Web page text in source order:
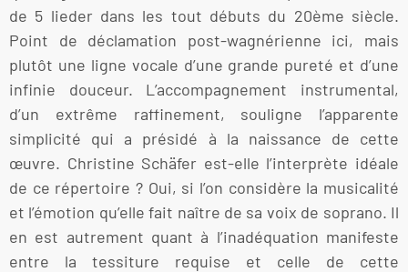
de 5 lieder dans les tout débuts du 20ème siècle.
Point de déclamation post-wagnérienne ici, mais
plutôt une ligne vocale d’une grande pureté et d’une
infinie douceur. L’accompagnement instrumental,
d’un extrême raffinement, souligne l’apparente
simplicité qui a présidé à la naissance de cette
œuvre. Christine Schäfer est-elle l’interprète idéale
de ce répertoire ? Oui, si l’on considère la musicalité
et l’émotion qu’elle fait naître de sa voix de soprano. Il
en est autrement quant à l’inadéquation manifeste
entre la tessiture requise et celle de cette